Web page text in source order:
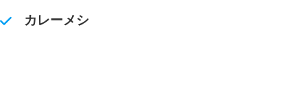
カレーメシ